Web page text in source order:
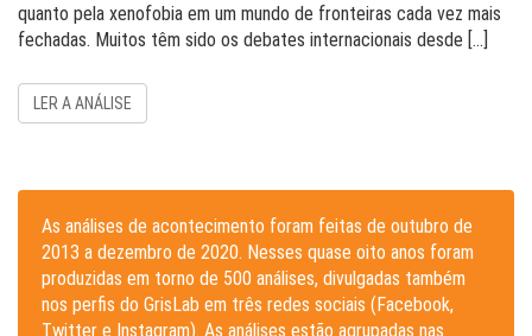
quanto pela xenofobia em um mundo de fronteiras cada vez mais
fechadas. Muitos têm sido os debates internacionais desde […]
LER A ANÁLISE
As análises de acontecimento foram feitas de outubro de
2013 a dezembro de 2020. Nesses quase oito anos foram
produzidas em torno de 500 análises, divulgadas também
nos perfis do GrisLab em três redes sociais (Facebook,
Twitter e Instagram). As análises estão agrupadas nas